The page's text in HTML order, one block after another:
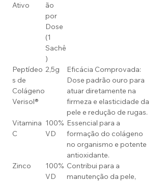
Ativo
ão
por
Dose
(1
Sachê
)
Peptídeo
s de
Colágeno
Verisol®
2,5g
Eficácia Comprovada:
Dose padrão ouro para
atuar diretamente na
firmeza e elasticidade da
pele e redução de rugas.
Vitamina
C
100%
VD
Essencial para a
formação do colágeno
no organismo e potente
antioxidante.
Zinco
100%
VD
Contribui para a
manutenção da pele,